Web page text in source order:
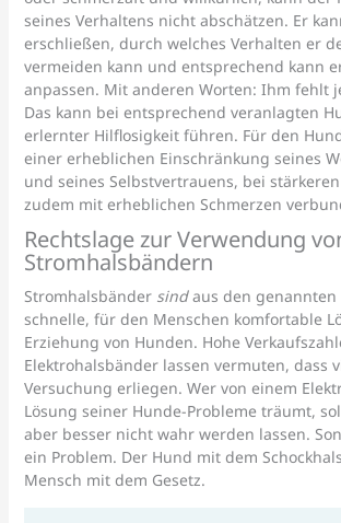
seines Verhaltens nicht abschätzen. Er
erschließen, durch welches Verhalten er
vermeiden kann und entsprechend kann
anpassen. Mit anderen Worten: Ihm fehlt
Das kann bei entsprechend veranlagten
erlernter Hilflosigkeit führen. Für den
einer erheblichen Einschränkung seines
und seines Selbstvertrauens, bei
zudem mit erheblichen Schmerzen
Rechtslage zur Verwendung
Stromhalsbändern
Stromhalsbänder sindaus den genannten
schnelle, für den Menschen komfortable
Erziehung von Hunden. Hohe
Elektrohalsbänder lassen vermuten, dass
Versuchung erliegen. Wer von einem
Lösung seiner Hunde-Probleme träumt,
aber besser nicht wahr werden lassen.
ein Problem. Der Hund mit dem
Mensch mit dem Gesetz.